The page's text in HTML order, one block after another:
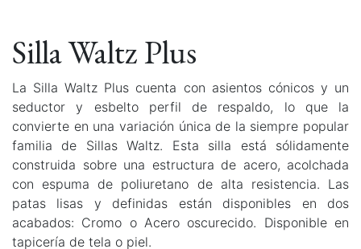
Silla Waltz Plus
La Silla Waltz Plus cuenta con asientos cónicos y un
seductor y esbelto perfil de respaldo, lo que la
convierte en una variación única de la siempre popular
familia de Sillas Waltz. Esta silla está sólidamente
construida sobre una estructura de acero, acolchada
con espuma de poliuretano de alta resistencia. Las
patas lisas y definidas están disponibles en dos
acabados: Cromo o Acero oscurecido. Disponible en
tapicería de tela o piel.